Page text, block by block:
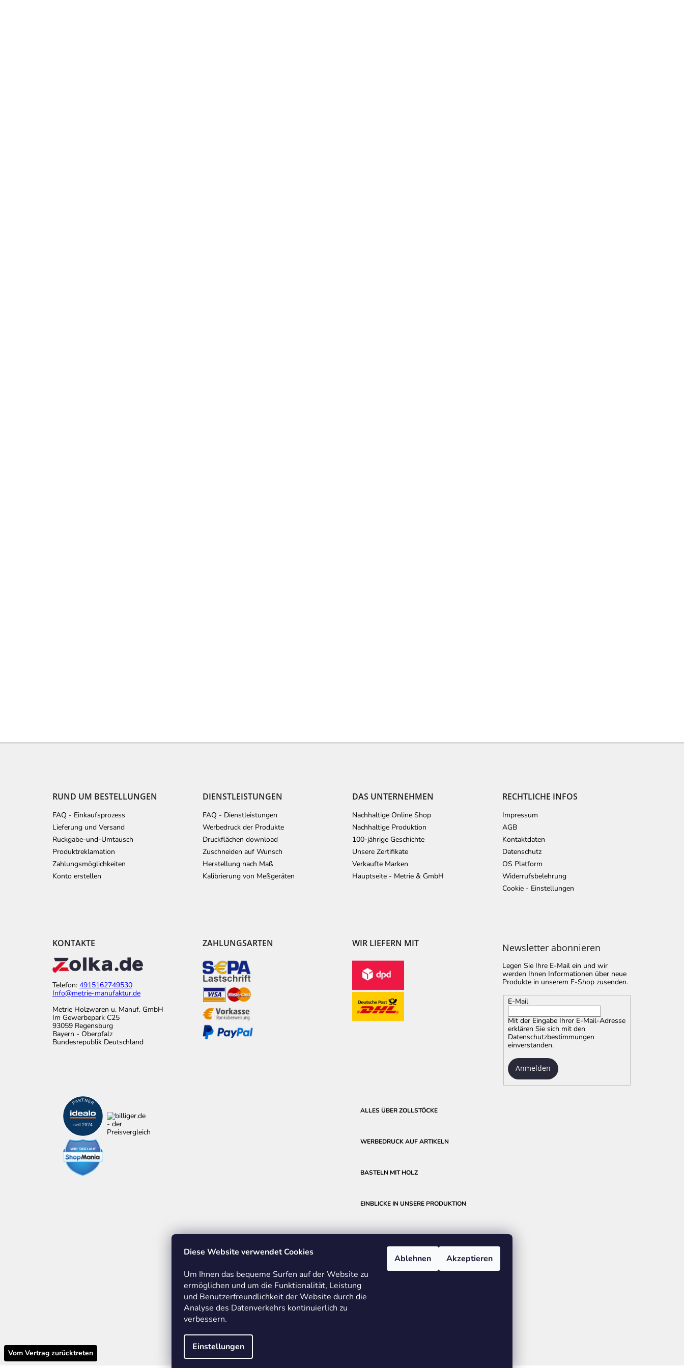
Diese Website verwendet Cookies
Um Ihnen das bequeme Surfen auf der Website zu
ermöglichen und um die Funktionalität, Leistung
und Benutzerfreundlichkeit der Website durch die
Analyse des Datenverkehrs kontinuierlich zu
verbessern.
Einstellungen
Ablehnen Akzeptieren
F
RUND UM BESTELLUNGEN
FAQ - Einkaufsprozess
Lieferung und Versand
Ruckgabe-und-Umtausch
Produktreklamation
Zahlungsmöglichkeiten
Konto erstellen
DIENSTLEISTUNGEN
FAQ - Dienstleistungen
Werbedruck der Produkte
Druckflächen download
Zuschneiden auf Wunsch
Herstellung nach Maß
Kalibrierung von Meßgeräten
DAS UNTERNEHMEN
Nachhaltige Online Shop
Nachhaltige Produktion
100-jährige Geschichte
Unsere Zertifikate
Verkaufte Marken
Hauptseite - Metrie & GmbH
RECHTLICHE INFOS
Impressum
AGB
Kontaktdaten
Datenschutz
OS Platform
Widerrufsbelehrung
Cookie - Einstellungen
KONTAKTE
Telefon: 4915162749530
Info@metrie-manufaktur.de
Metrie Holzwaren u. Manuf. GmbH
Im Gewerbepark C25
93059 Regensburg
Bayern - Oberpfalz
Bundesrepublik Deutschland
ZAHLUNGSARTEN WIR LIEFERN MIT Newsletter abonnieren
Legen Sie Ihre E-Mail ein und wir
werden Ihnen Informationen über neue
Produkte in unserem E-Shop zusenden.
E-Mail
Mit der Eingabe Ihrer E-Mail-Adresse
erklären Sie sich mitden
Datenschutzbestimmungen
einverstanden.
Anmelden
ALLES ÜBER ZOLLSTÖCKE
WERBEDRUCK AUF ARTIKELN
BASTELN MIT HOLZ
EINBLICKE IN UNSERE PRODUKTION
METRIE
Vom Vertrag zurücktreten